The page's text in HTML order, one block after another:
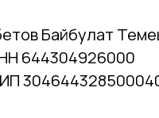
Байбулат
644304926000